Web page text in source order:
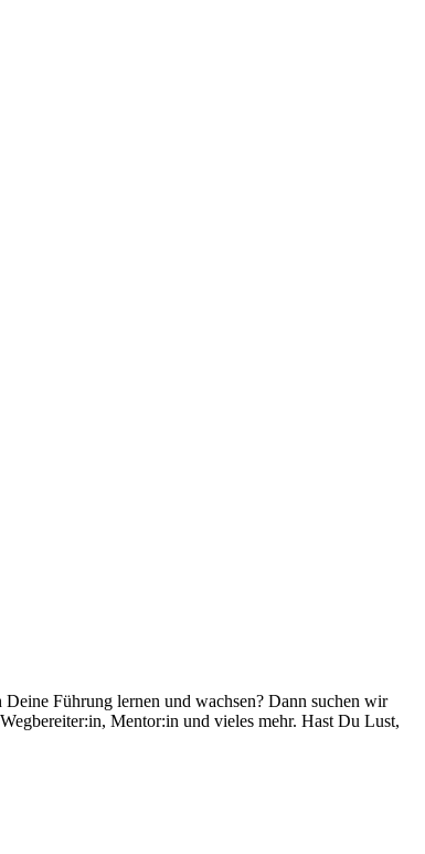
Führung lernen und wachsen? Dann suchen wir
Mentor:in und vieles mehr. Hast Du Lust,